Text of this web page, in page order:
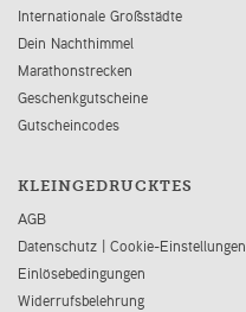
Internationale Großstädte
Dein Nachthimmel
Marathonstrecken
Geschenkgutscheine
Gutscheincodes
KLEINGEDRUCKTES
AGB
Datenschutz | Cookie-Einstellungen
Einlösebedingungen
Widerrufsbelehrung